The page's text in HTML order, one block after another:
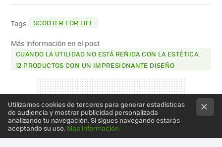
FACEBOOK
X
E-
MAIL
Tags SCOOTER FOR LIFE
Más información en el post
CUANDO LA UTILIDAD NO ESTÁ REÑIDA CON LA ESTÉTICA:
12 PRODUCTOS CON UN IMPRESIONANTE DISEÑO
Utilizamos cookies de terceros para generar estadísticas
de audiencia y mostrar publicidad personalizada
analizando tu navegación. Si sigues navegando estarás
aceptando su uso. Más información